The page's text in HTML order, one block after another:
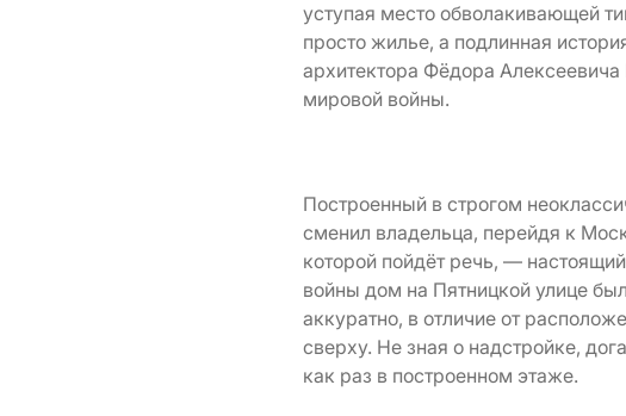
уступая место обволакивающей
просто жилье, а подлинная
архитектора Фёдора
мировой войны.
Построенный в строгом
сменил владельца, перейдя к
которой пойдёт речь, —
войны дом на Пятницкой улице
аккуратно, в отличие от
сверху. Не зная о надстройке,
как раз в построенном этаже.